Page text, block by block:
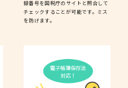
録番号を国税庁のサイトと照合して
チェックすることが可能です。ミス
を防げます。